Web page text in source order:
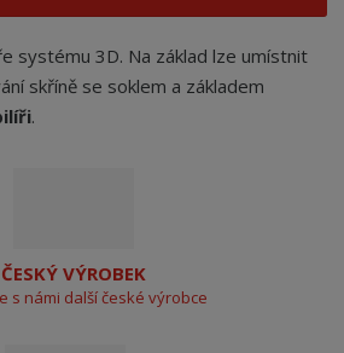
systému 3D. Na základ lze umístnit
skříně se soklem a základem
.
ČESKÝ VÝROBEK
s námi další české výrobce